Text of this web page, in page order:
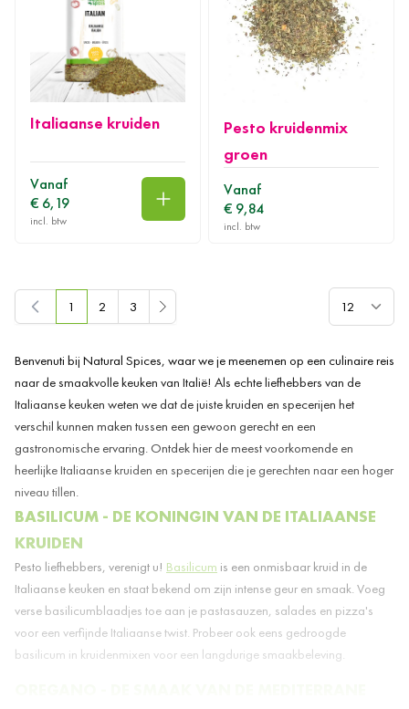
Italiaanse kruiden
Vanaf
€ 6,19
In winkelwagen
Pesto kruidenmix
groen
Vanaf
€ 9,84
U lees momenteel pagina
1
Pagina
2
Pagina
3
Toon
Benvenuti bij Natural Spices, waar we je meenemen op een culinaire reis
naar de smaakvolle keuken van Italië! Als echte liefhebbers van de
Italiaanse keuken weten we dat de juiste kruiden en specerijen het
verschil kunnen maken tussen een gewoon gerecht en een
gastronomische ervaring. Ontdek hier de meest voorkomende en
heerlijke Italiaanse kruiden en specerijen die je gerechten naar een hoger
niveau tillen.
BASILICUM - DE KONINGIN VAN DE ITALIAANSE
KRUIDEN
Pesto liefhebbers, verenigt u! Basilicum is een onmisbaar kruid in de
Italiaanse keuken en staat bekend om zijn intense geur en smaak. Voeg
verse basilicumblaadjes toe aan je pastasauzen, salades en pizza's
voor een verfijnde Italiaanse twist. Probeer ook eens gedroogde
basilicum in kruidenmixen voor een langdurige smaakbeleving.